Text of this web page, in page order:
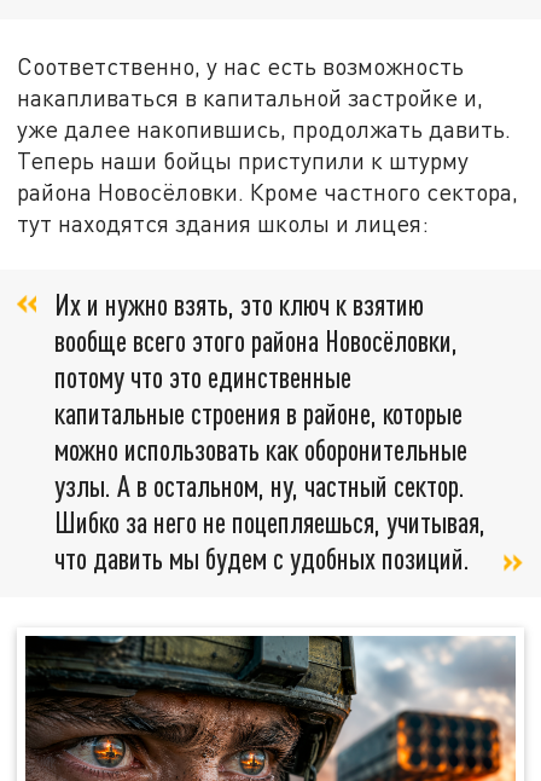
Соответственно, у нас есть возможность
накапливаться в капитальной застройке и,
уже далее накопившись, продолжать давить.
Теперь наши бойцы приступили к штурму
района Новосёловки. Кроме частного сектора,
тут находятся здания школы и лицея:
Их и нужно взять, это ключ к взятию
вообще всего этого района Новосёловки,
потому что это единственные
капитальные строения в районе, которые
можно использовать как оборонительные
узлы. А в остальном, ну, частный сектор.
Шибко за него не поцепляешься, учитывая,
что давить мы будем с удобных позиций.